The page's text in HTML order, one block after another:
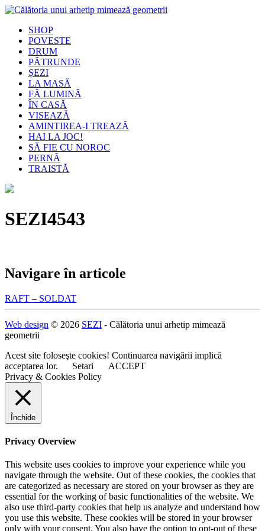
SHOP
POVESTE
DRUM
PĂTRUNDE
ȘEZI
LA MASĂ
FĂ LUMINĂ
ÎN CASĂ
VISEAZĂ
AMINTIREA-I TREAZĂ
HAI LA JOC!
SĂ FIE CU NOROC
PERNĂ
TRAISTĂ
SEZI4543
Navigare în articole
RAFT – SOLDAT
Web design © 2026 SEZI - Călătoria unui arhetip mimează
geometrii
Acest site foloseşte cookies! Continuarea navigării implică
acceptarea lor.
Setari
ACCEPT
Privacy & Cookies Policy
Închide
Privacy Overview
This website uses cookies to improve your experience while you
navigate through the website. Out of these cookies, the cookies that
are categorized as necessary are stored on your browser as they are
essential for the working of basic functionalities of the website. We
also use third-party cookies that help us analyze and understand how
you use this website. These cookies will be stored in your browser
only with your consent. You also have the option to opt-out of these